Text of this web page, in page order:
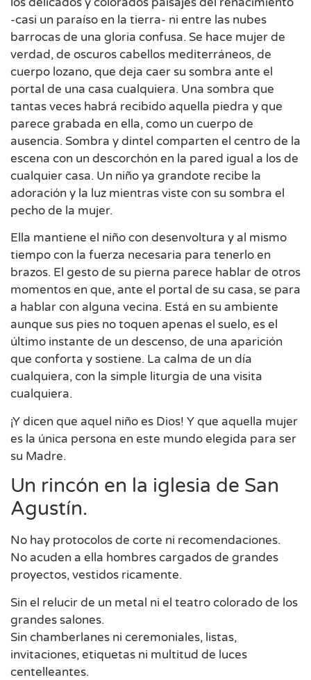
-casi un paraíso en la tierra- ni entre las nubes
barrocas de una gloria confusa. Se hace mujer de
verdad, de oscuros cabellos mediterráneos, de
cuerpo lozano, que deja caer su sombra ante el
portal de una casa cualquiera. Una sombra que
tantas veces habrá recibido aquella piedra y que
parece grabada en ella, como un cuerpo de
ausencia. Sombra y dintel comparten el centro de la
escena con un descorchón en la pared igual a los de
cualquier casa. Un niño ya grandote recibe la
adoración y la luz mientras viste con su sombra el
pecho de la mujer.
Ella mantiene el niño con desenvoltura y al mismo
tiempo con la fuerza necesaria para tenerlo en
brazos. El gesto de su pierna parece hablar de otros
momentos en que, ante el portal de su casa, se para
a hablar con alguna vecina. Está en su ambiente
aunque sus pies no toquen apenas el suelo, es el
último instante de un descenso, de una aparición
que conforta y sostiene. La calma de un día
cualquiera, con la simple liturgia de una visita
cualquiera.
¡Y dicen que aquel niño es Dios! Y que aquella mujer
es la única persona en este mundo elegida para ser
su Madre.
Un rincón en la iglesia de San
Agustín.
No hay protocolos de corte ni recomendaciones.
No acuden a ella hombres cargados de grandes
proyectos, vestidos ricamente.
Sin el relucir de un metal ni el teatro colorado de los
grandes salones.
Sin chamberlanes ni ceremoniales, listas,
invitaciones, etiquetas ni multitud de luces
centelleantes.